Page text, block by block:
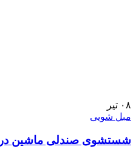
۰۸ تیر
مبل شویی
شستشوی صندلی ماشین در